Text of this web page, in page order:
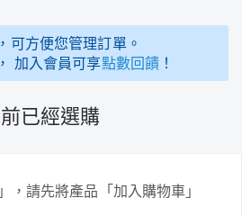
，可方便您管理訂單。
， 加入會員可享點數回饋！
已經選購
，請先將產品「加入購物車」